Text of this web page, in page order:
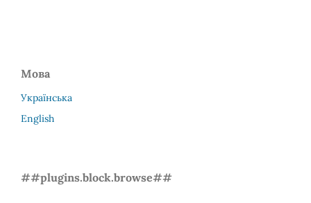
Мова
Українська
English
##plugins.block.browse##